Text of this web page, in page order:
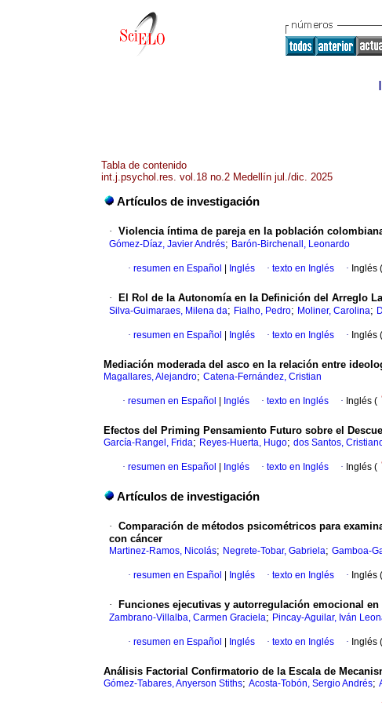
Tabla de contenido
int.j.psychol.res. vol.18 no.2 Medellín jul./dic. 2025
Artículos de investigación
· Violencia íntima de pareja en la población
Gómez-Díaz, Javier Andrés; Barón-Birchenall, Leonardo
· resumen en Español Inglés · texto en Inglés · Inglés (
· El Rol de la Autonomía en la Definición del Arreglo
Silva-Guimaraes, Milena da; Fialho, Pedro; Moliner, Carolina;
· resumen en Español Inglés · texto en Inglés · Inglés (
Mediación moderada del asco en la relación entre
Magallares, Alejandro; Catena-Fernández, Cristian
· resumen en Español Inglés · texto en Inglés · Inglés (
Efectos del Priming Pensamiento Futuro sobre el
García-Rangel, Frida; Reyes-Huerta, Hugo; dos Santos,
· resumen en Español Inglés · texto en Inglés · Inglés (
Artículos de investigación
· Comparación de métodos psicométricos para
con cáncer
Martinez-Ramos, Nicolás; Negrete-Tobar, Gabriela; Gamboa-
· resumen en Español Inglés · texto en Inglés · Inglés (
· Funciones ejecutivas y autorregulación emocional
Zambrano-Villalba, Carmen Graciela; Pincay-Aguilar, Iván
· resumen en Español Inglés · texto en Inglés · Inglés (
Análisis Factorial Confirmatorio de la Escala de
Gómez-Tabares, Anyerson Stiths; Acosta-Tobón, Sergio Andrés;